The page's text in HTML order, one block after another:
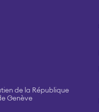
de la République
Genève